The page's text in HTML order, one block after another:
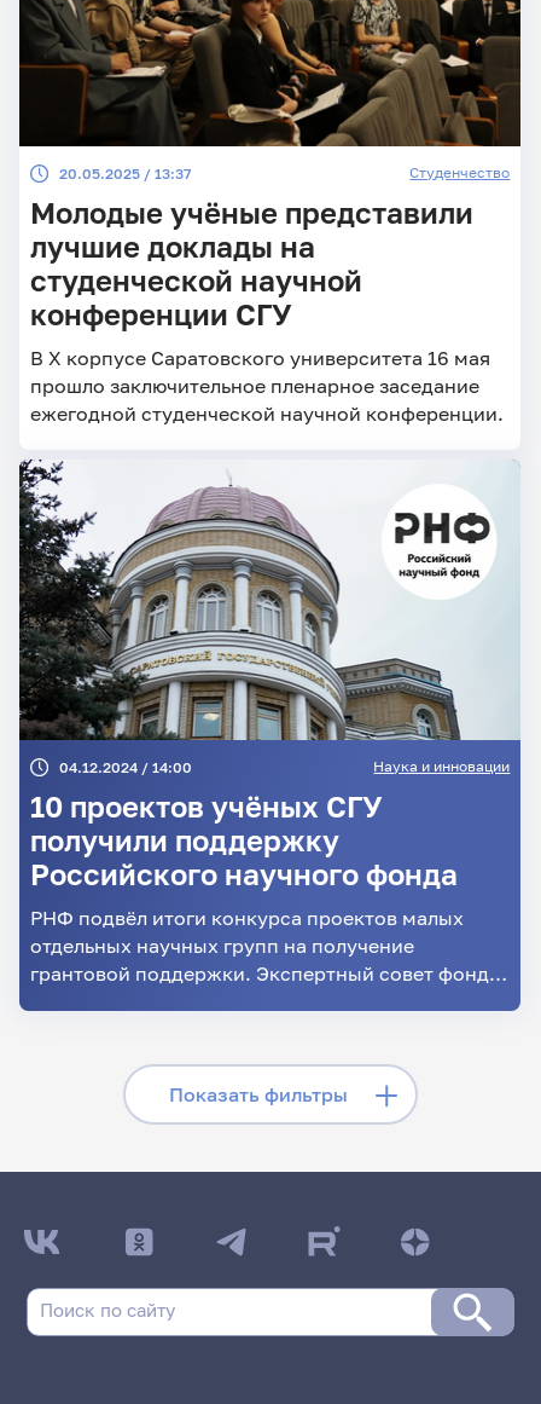
20.05.2025 / 13:37 Студенчество
Молодые учёные представили
лучшие доклады на
студенческой научной
конференции СГУ
В X корпусе Саратовского университета 16 мая
прошло заключительное пленарное заседание
ежегодной студенческой научной конференции.
04.12.2024 / 14:00 Наука и инновации
10 проектов учёных СГУ
получили поддержку
Российского научного фонда
РНФ подвёл итоги конкурса проектов малых
отдельных научных групп на получение
грантовой поддержки. Экспертный совет фонда
Показать фильтры
Скрыть фильтры
Поиск по рубрикам